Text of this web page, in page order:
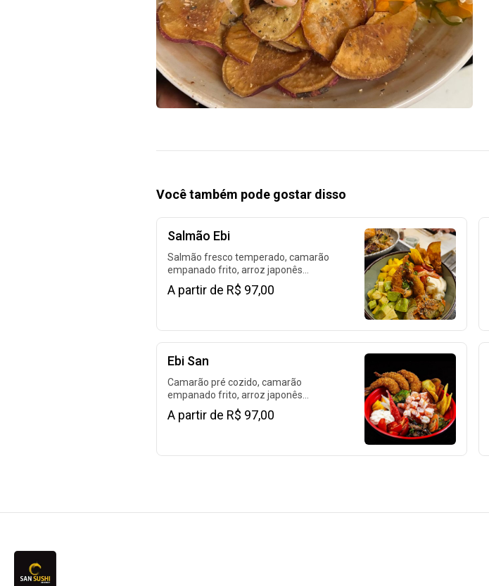
Você também pode gostar disso
Salmão Ebi
Salmão fresco temperado, camarão
empanado frito, arroz japonês
(shari), cream cheese, crispy de alho
poró, tomate sweet grape, abacate,
A partir de R$ 97,00
Ebi San
Camarão pré cozido, camarão
empanado frito, arroz japonês
temperado (shari), cream cheese,
manga, abacate, tomate sweet
A partir de R$ 97,00